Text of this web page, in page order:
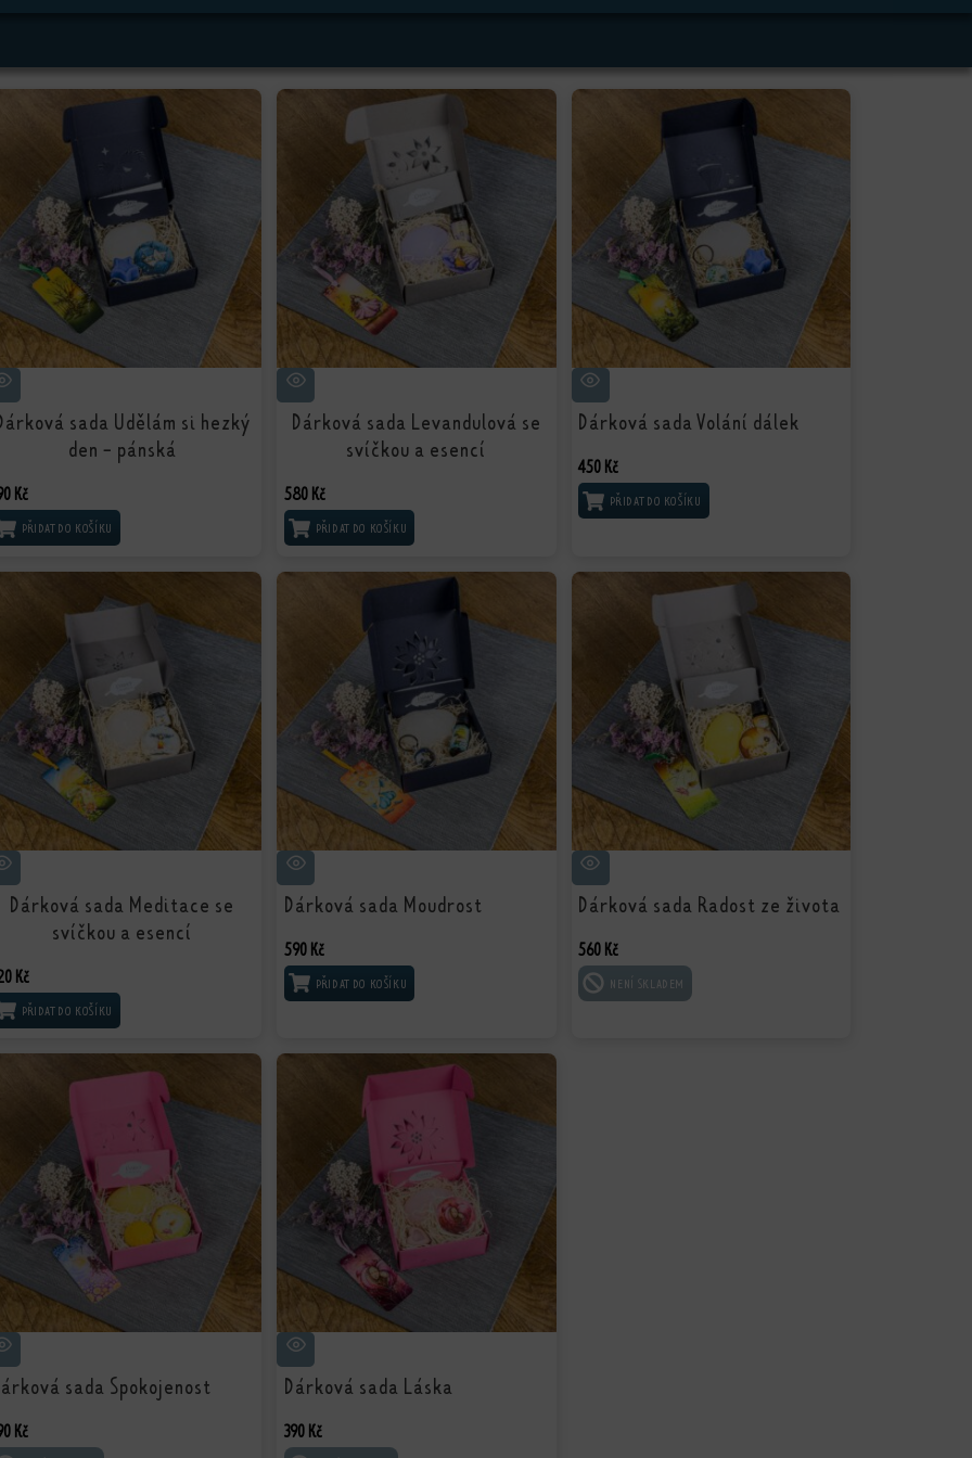
sada Udělám si hezký
den - pánská
Kč
PŘIDAT DO KOŠÍKU
Dárková sada Levandulová se
svíčkou a esencí
580 Kč
PŘIDAT DO KOŠÍKU
Dárková sada Volání dálek
450 Kč
PŘIDAT DO KOŠÍKU
Dárková sada Meditace se
svíčkou a esencí
Kč
PŘIDAT DO KOŠÍKU
Dárková sada Moudrost
590 Kč
PŘIDAT DO KOŠÍKU
Dárková sada Radost ze života
560 Kč
ČTĚTE VÍCE
sada Spokojenost
Kč
Dárková sada Láska
390 Kč